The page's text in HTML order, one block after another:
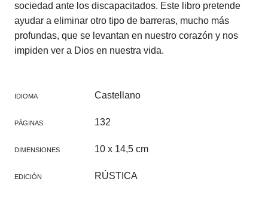
sociedad ante los discapacitados. Este libro pretende
ayudar a eliminar otro tipo de barreras, mucho más
profundas, que se levantan en nuestro corazón y nos
impiden ver a Dios en nuestra vida.
IDIOMA Castellano
PÁGINAS 132
DIMENSIONES 10 x 14,5 cm
EDICIÓN RÚSTICA